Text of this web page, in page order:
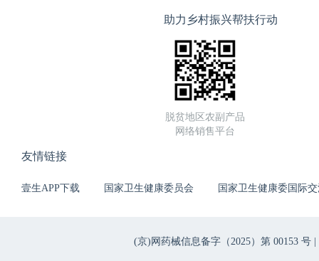
助力乡村振兴帮扶行动
脱贫地区农副产品
网络销售平台
友情链接
壹生APP下载 国家卫生健康委员会 国家卫生健康委国际
(京)网药械信息备字（2025）第 00153 号 |